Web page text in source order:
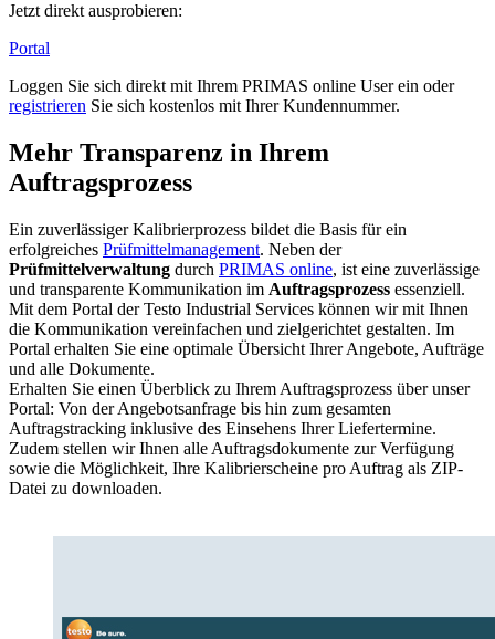
Jetzt direkt ausprobieren:
Portal
Loggen Sie sich direkt mit Ihrem PRIMAS online User ein oder
registrieren Sie sich kostenlos mit Ihrer Kundennummer.
Mehr Transparenz in Ihrem
Auftragsprozess
Ein zuverlässiger Kalibrierprozess bildet die Basis für ein
erfolgreiches Prüfmittelmanagement. Neben der
Prüfmittelverwaltung durch PRIMAS online, ist eine zuverlässige
und transparente Kommunikation im Auftragsprozess essenziell.
Mit dem Portal der Testo Industrial Services können wir mit Ihnen
die Kommunikation vereinfachen und zielgerichtet gestalten. Im
Portal erhalten Sie eine optimale Übersicht Ihrer Angebote, Aufträge
und alle Dokumente.
Erhalten Sie einen Überblick zu Ihrem Auftragsprozess über unser
Portal: Von der Angebotsanfrage bis hin zum gesamten
Auftragstracking inklusive des Einsehens Ihrer Liefertermine.
Zudem stellen wir Ihnen alle Auftragsdokumente zur Verfügung
sowie die Möglichkeit, Ihre Kalibrierscheine pro Auftrag als ZIP-
Datei zu downloaden.